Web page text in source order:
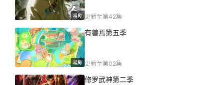
番剧 更新至第42集
番剧
有兽焉第五季
更新至第02集
修罗武神第二季